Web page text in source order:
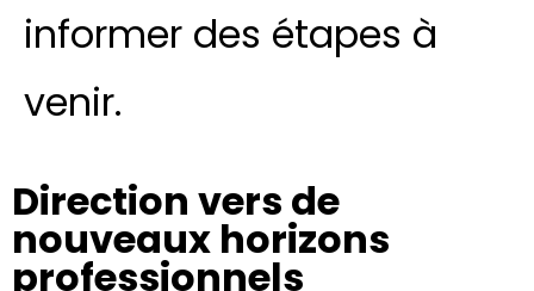
informer des étapes à
venir.
Direction vers de
nouveaux horizons
professionnels